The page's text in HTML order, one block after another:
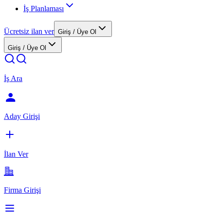
İş Planlaması
Ücretsiz ilan ver Giriş / Üye Ol
Giriş / Üye Ol
İş Ara
Aday Girişi
İlan Ver
Firma Girişi